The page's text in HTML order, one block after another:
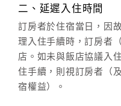
(07)9682715 。
二、延遲入住時間
訂房者於住宿當日，因
理入住手續時，訂房者
店。如未與飯店協議入
住手續，則視訂房者（
宿權益）。